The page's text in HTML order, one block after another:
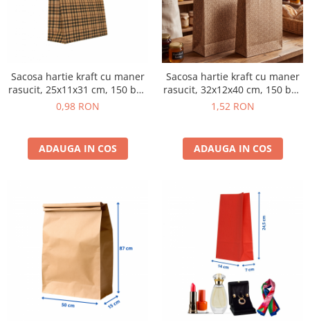
Sacosa hartie kraft cu maner
rasucit, 25x11x31 cm, 150 buc
- CAROURI
0,98 RON
ADAUGA IN COS
Sacosa hartie kraft cu maner
rasucit, 32x12x40 cm, 150 buc
- ABSTRACT
1,52 RON
ADAUGA IN COS